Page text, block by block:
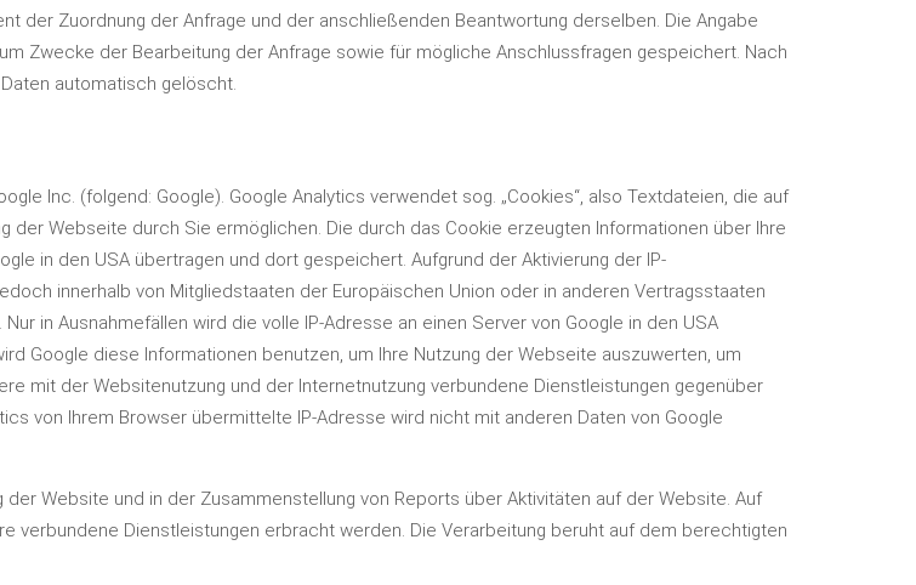
der Zuordnung der Anfrage und der anschließenden Beantwortung derselben. Die Angabe
Zwecke der Bearbeitung der Anfrage sowie für mögliche Anschlussfragen gespeichert. Nach
automatisch gelöscht.
Inc. (folgend: Google). Google Analytics verwendet sog. „Cookies“, also Textdateien, die auf
Webseite durch Sie ermöglichen. Die durch das Cookie erzeugten Informationen über Ihre
in den USA übertragen und dort gespeichert. Aufgrund der Aktivierung der IP-
innerhalb von Mitgliedstaaten der Europäischen Union oder in anderen Vertragsstaaten
in Ausnahmefällen wird die volle IP-Adresse an einen Server von Google in den USA
Google diese Informationen benutzen, um Ihre Nutzung der Webseite auszuwerten, um
mit der Websitenutzung und der Internetnutzung verbundene Dienstleistungen gegenüber
von Ihrem Browser übermittelte IP-Adresse wird nicht mit anderen Daten von Google
Website und in der Zusammenstellung von Reports über Aktivitäten auf der Website. Auf
verbundene Dienstleistungen erbracht werden. Die Verarbeitung beruht auf dem berechtigten